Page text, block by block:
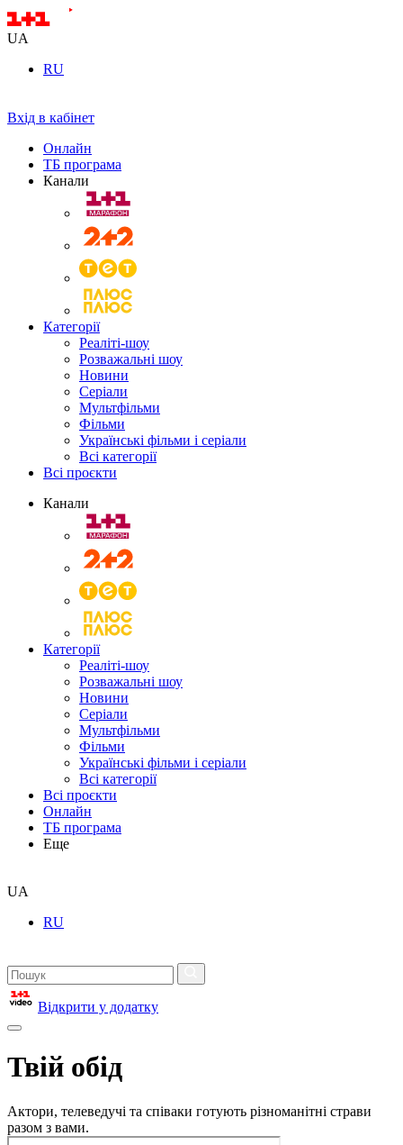
UA
RU
Вхід в кабінет
Онлайн
ТБ програма
Канали
Категорії
Реаліті-шоу
Розважальні шоу
Новини
Серіали
Мультфільми
Фільми
Українські фільми і серіали
Всі категорії
Всі проєкти
Канали
Категорії
Реаліті-шоу
Розважальні шоу
Новини
Серіали
Мультфільми
Фільми
Українські фільми і серіали
Всі категорії
Всі проєкти
Онлайн
ТБ програма
Еще
UA
RU
Відкрити у додатку
Твій обід
Актори, телеведучі та співаки готують різноманітні страви
разом з вами.